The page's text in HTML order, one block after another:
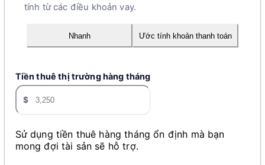
tính từ các điều khoản vay.
Nhanh Ước tính khoản thanh toán
Tiền thuê thị trường hàng tháng
$
Sử dụng tiền thuê hàng tháng ổn định mà bạn
mong đợi tài sản sẽ hỗ trợ.